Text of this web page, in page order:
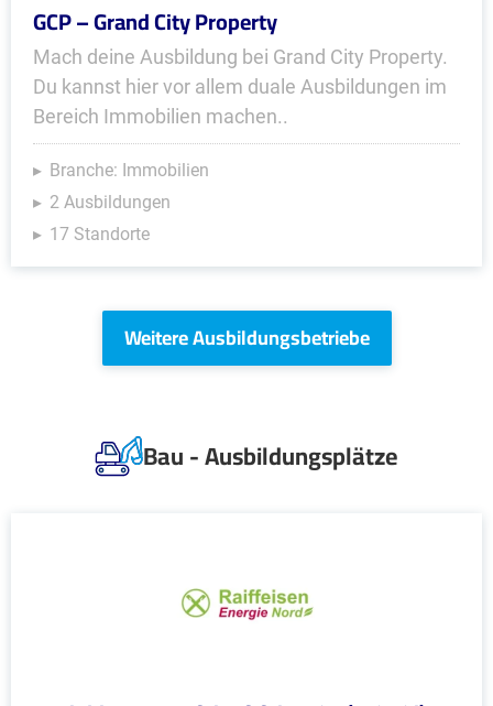
GCP – Grand City Property
Mach deine Ausbildung bei Grand City Property.
Du kannst hier vor allem duale Ausbildungen im
Bereich Immobilien machen..
Branche: Immobilien
2 Ausbildungen
17 Standorte
Weitere Ausbildungsbetriebe
Bau - Ausbildungsplätze